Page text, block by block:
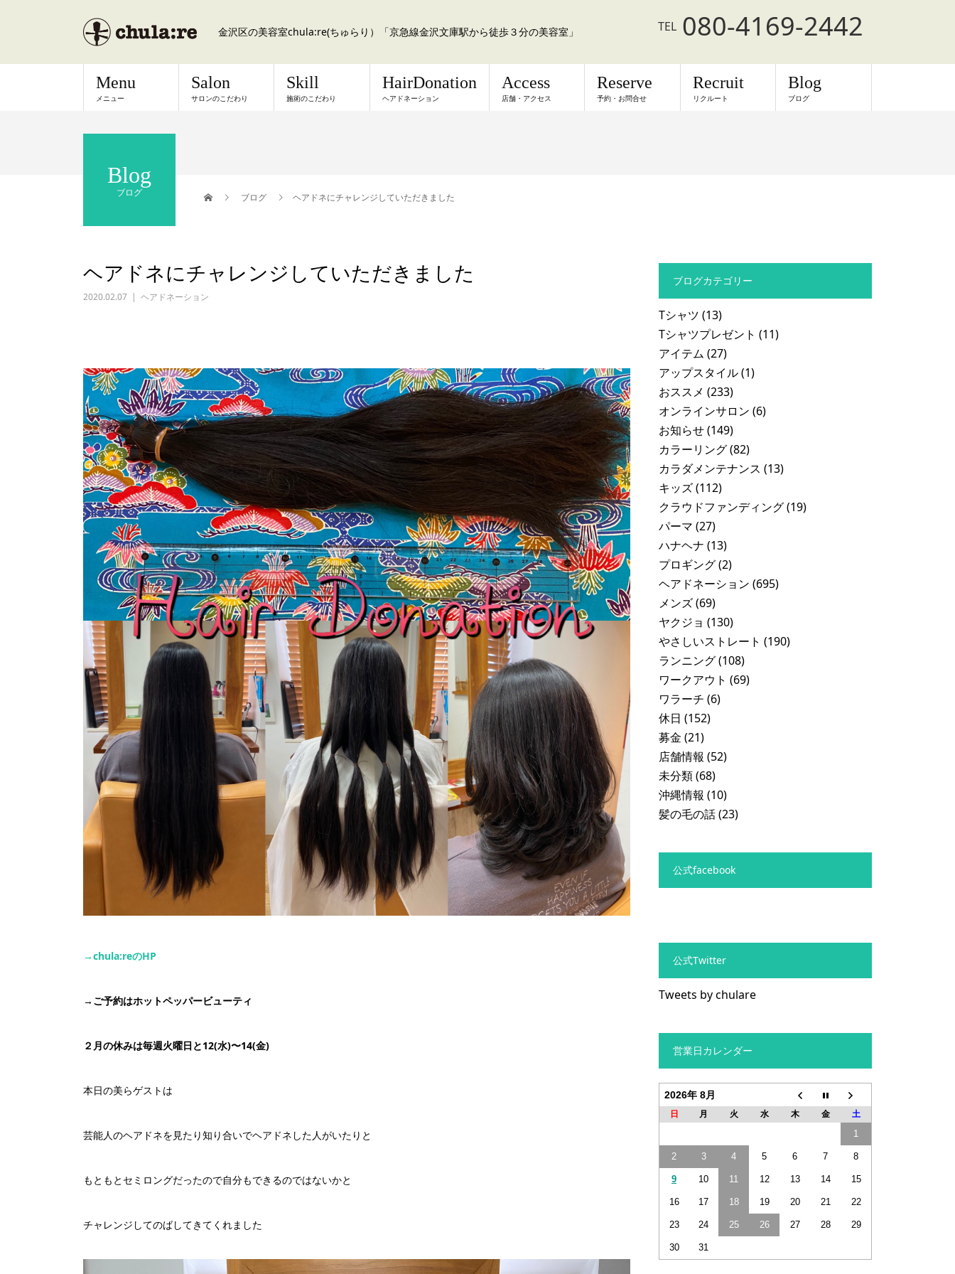
金沢区の美容室chula:re(ちゅらり）「京急線金沢文庫駅から徒歩３分の美容室」 TEL 080-4169-2442
Menu
メニュー
Salon
サロンのこだわり
Skill
施術のこだわり
HairDonation
ヘアドネーション
Access
店舗・アクセス
Reserve
予約・お問合せ
Recruit
リクルート
Blog
ブログ
Blog
ブログ ブログ ヘアドネにチャレンジしていただきました
ヘアドネにチャレンジしていただきました
2020.02.07 ヘアドネーション
→chula:reのHP
→ ご予約はホットペッパービューティ
２月の休みは毎週火曜日と12(水)〜14(金)
本日の美らゲストは
芸能人のヘアドネを見たり知り合いでヘアドネした人がいたりと
もともとセミロングだったので自分もできるのではないかと
チャレンジしてのばしてきてくれました
ブログカテゴリー
Tシャツ (13)
Tシャツプレゼント (11)
アイテム (27)
アップスタイル(1)
おススメ (233)
オンラインサロン (6)
お知らせ(149)
カラーリング(82)
カラダメンテナンス (13)
キッズ(112)
クラウドファンディング(19)
パーマ (27)
ハナヘナ (13)
プロギング(2)
ヘアドネーション (695)
メンズ(69)
ヤクジョ (130)
やさしいストレート (190)
ランニング(108)
ワークアウト (69)
ワラーチ (6)
休日 (152)
募金 (21)
店舗情報 (52)
未分類(68)
沖縄情報 (10)
髪の毛の話(23)
公式facebook
公式Twitter
Tweets by chulare
営業日カレンダー
2026年 8月
日 月 火 水 木 金 土
1
2 3 4 5 6 7 8
9 10 11 12 13 14 15
16 17 18 19 20 21 22
23 24 25 26 27 28 29
30 31